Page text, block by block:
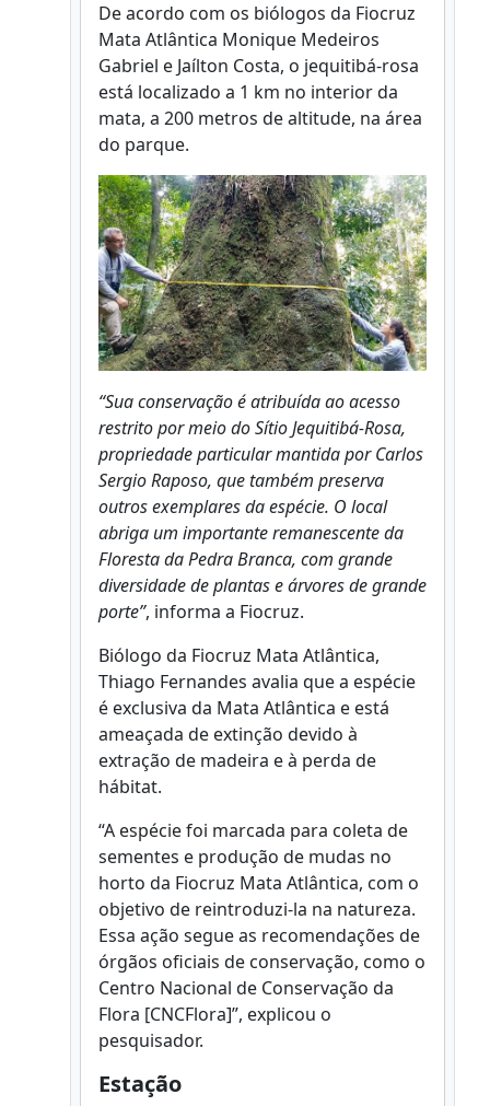
De acordo com os biólogos da Fiocruz
Mata Atlântica Monique Medeiros
Gabriel e Jaílton Costa, o jequitibá-rosa
está localizado a 1 km no interior da
mata, a 200 metros de altitude, na área
do parque.
“Sua conservação é atribuída ao acesso
restrito por meio do Sítio Jequitibá-Rosa,
propriedade particular mantida por Carlos
Sergio Raposo, que também preserva
outros exemplares da espécie. O local
abriga um importante remanescente da
Floresta da Pedra Branca, com grande
diversidade de plantas e árvores de grande
porte”, informa a Fiocruz.
Biólogo da Fiocruz Mata Atlântica,
Thiago Fernandes avalia que a espécie
é exclusiva da Mata Atlântica e está
ameaçada de extinção devido à
extração de madeira e à perda de
hábitat.
“A espécie foi marcada para coleta de
sementes e produção de mudas no
horto da Fiocruz Mata Atlântica, com o
objetivo de reintroduzi-la na natureza.
Essa ação segue as recomendações de
órgãos oficiais de conservação, como o
Centro Nacional de Conservação da
Flora [CNCFlora]”, explicou o
pesquisador.
Estação